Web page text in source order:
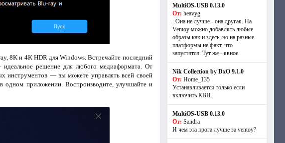
8K и 4K HDR для Windows. Встречайте последний
решение для любого медиаформата. От
инструментов — вы можете управлять всей своей
приложении. Воспроизводите, улучшайте и
MultiOS-USB 0.13.0
От: heavyg
..Она не лучше - она другая. На
Ventoy можно добавлять любые
образы как и здесь, но на разные
платформы не факт, что
запустятся. Тут же - явное
Nik Collection by DxO 9.1.0
От: Home_135
Устанавливается только если
включить КВН.
MultiOS-USB 0.13.0
От: Sandra
И чем эта прога лучше за ventoy?